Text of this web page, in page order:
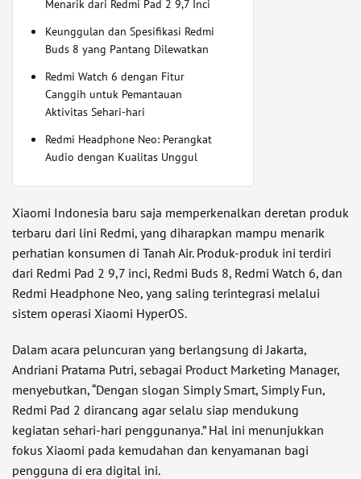
Menarik dari Redmi Pad 2 9,7 Inci
Keunggulan dan Spesifikasi Redmi
Buds 8 yang Pantang Dilewatkan
Redmi Watch 6 dengan Fitur
Canggih untuk Pemantauan
Aktivitas Sehari-hari
Redmi Headphone Neo: Perangkat
Audio dengan Kualitas Unggul
Xiaomi Indonesia baru saja memperkenalkan deretan produk
terbaru dari lini Redmi, yang diharapkan mampu menarik
perhatian konsumen di Tanah Air. Produk-produk ini terdiri
dari Redmi Pad 2 9,7 inci, Redmi Buds 8, Redmi Watch 6, dan
Redmi Headphone Neo, yang saling terintegrasi melalui
sistem operasi Xiaomi HyperOS.
Dalam acara peluncuran yang berlangsung di Jakarta,
Andriani Pratama Putri, sebagai Product Marketing Manager,
menyebutkan, “Dengan slogan Simply Smart, Simply Fun,
Redmi Pad 2 dirancang agar selalu siap mendukung
kegiatan sehari-hari penggunanya.” Hal ini menunjukkan
fokus Xiaomi pada kemudahan dan kenyamanan bagi
pengguna di era digital ini.